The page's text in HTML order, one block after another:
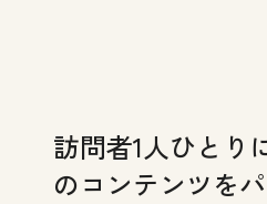
訪問者1人ひとり
のコンテンツを